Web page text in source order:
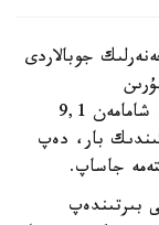
جوبالاردى
ەسەپتەلگەندەي تاعى 1 ميلليارد جىل ەمەس، شامامەن 9,1
بار، دەپ
بىرتىندەپ